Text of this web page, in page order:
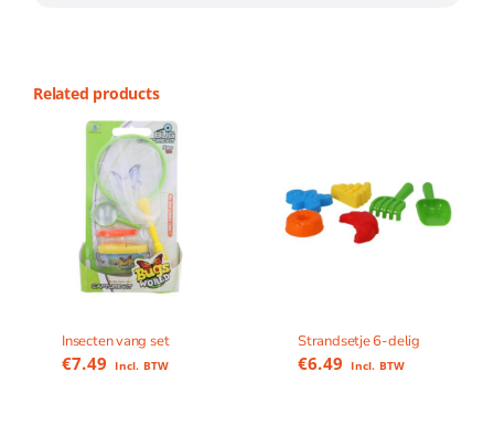
Related products
Insecten vang set
€7.49 Incl. BTW
Strandsetje 6-delig
€6.49 Incl. BTW